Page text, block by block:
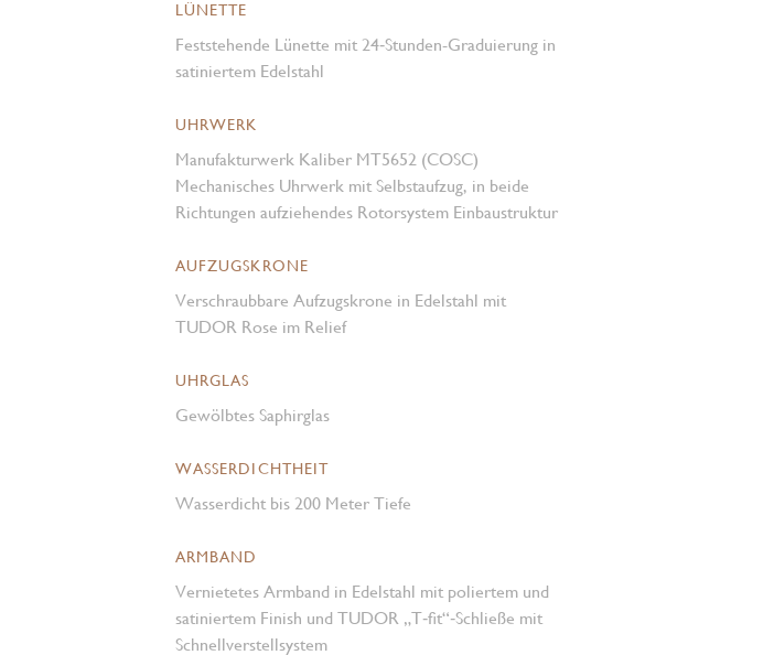
LÜNETTE
Feststehende Lünette mit 24‑Stunden-Graduierung in
satiniertem Edelstahl
UHRWERK
Manufakturwerk Kaliber MT5652 (COSC)
Mechanisches Uhrwerk mit Selbstaufzug, in beide
Richtungen aufziehendes Rotorsystem Einbaustruktur
AUFZUGSKRONE
Verschraubbare Aufzugskrone in Edelstahl mit
TUDOR Rose im Relief
UHRGLAS
Gewölbtes Saphirglas
WASSERDICHTHEIT
Wasserdicht bis 200 Meter Tiefe
ARMBAND
Vernietetes Armband in Edelstahl mit poliertem und
satiniertem Finish und TUDOR „T‑fit“‑Schließe mit
Schnell­verstell­system